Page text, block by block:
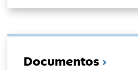
Documentos